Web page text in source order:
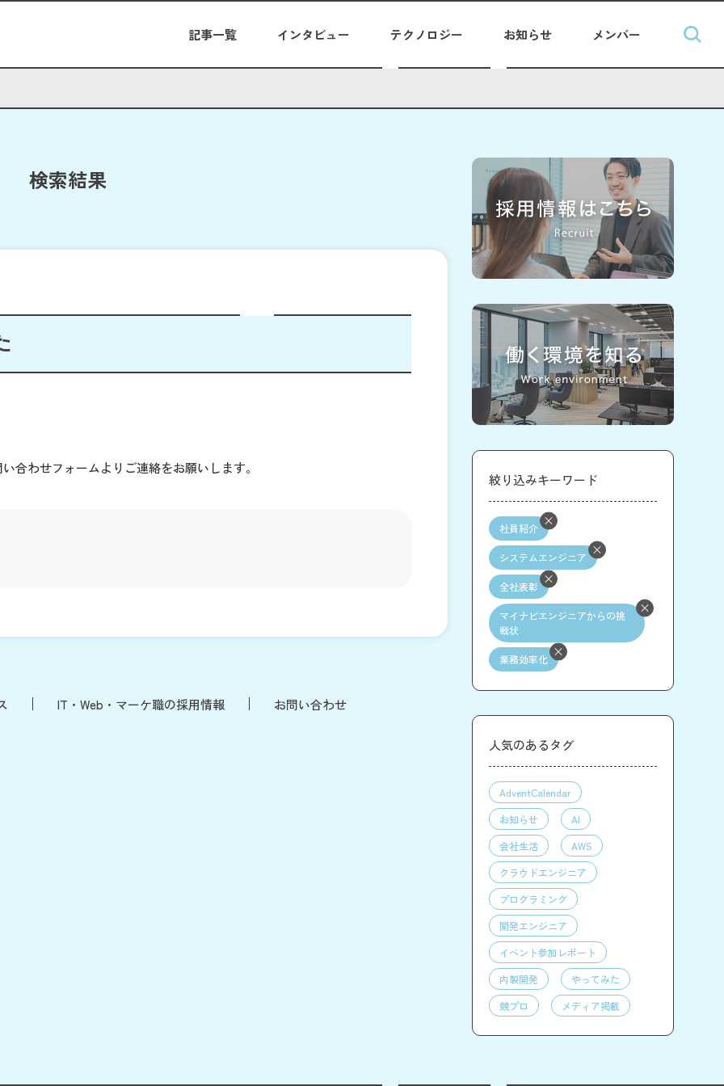
記事一覧 インタビュー テクノロジー お知らせ メンバー
検索結果
合わせフォームよりご連絡をお願いします。
IT・Web・マーケ職の採用情報 お問い合わせ
絞り込みキーワード
社員紹介
システムエンジニア
全社表彰
マイナビエンジニアからの挑
戦状
業務効率化
人気のあるタグ
AdventCalendar
お知らせ
AI
会社生活
AWS
クラウドエンジニア
プログラミング
開発エンジニア
イベント参加レポート
内製開発
やってみた
競プロ
メディア掲載